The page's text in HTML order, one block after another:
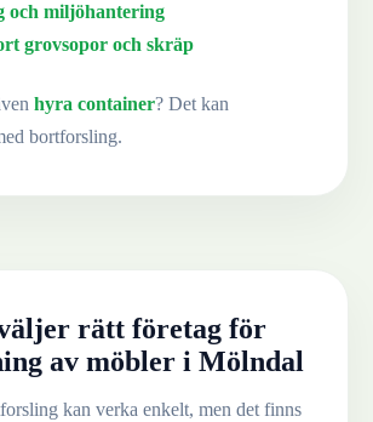
och miljöhantering
grovsopor och skräp
hyra container? Det kan
bortforsling.
rätt företag för
av möbler i Mölndal
kan verka enkelt, men det finns